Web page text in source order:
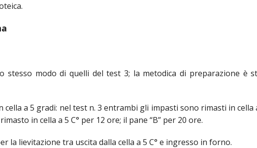
stesso modo di quelli del test 3; la metodica di preparazione è
a 5 gradi: nel test n. 3 entrambi gli impasti sono rimasti in cella
in cella a 5 C° per 12 ore; il pane “B” per 20 ore.
la lievitazione tra uscita dalla cella a 5 C° e ingresso in forno.